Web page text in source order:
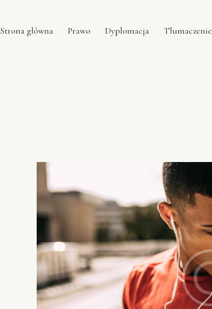
Strona główna Prawo Dyplomacja Tłumaczenie